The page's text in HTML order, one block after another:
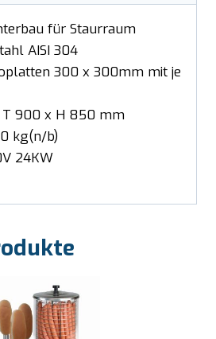
für Staurraum
AISI 304
300 x 300mm mit je
T 900 x H 850 mm
kg(n/b)
24KW